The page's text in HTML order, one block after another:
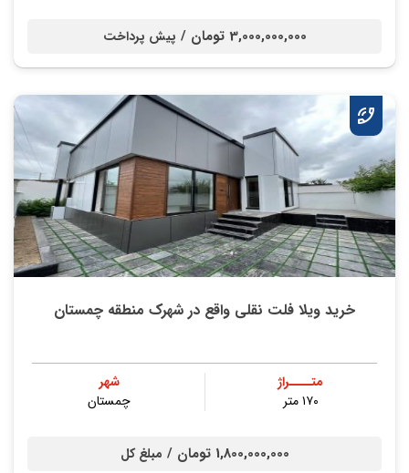
3,000,000,000 تومان / پیش پرداخت
خرید ویلا فلت نقلی واقع در شهرک منطقه چمستان
متــــراژ
۱۷۰ متر
شهر
چمستان
1,800,000,000 تومان / مبلغ کل